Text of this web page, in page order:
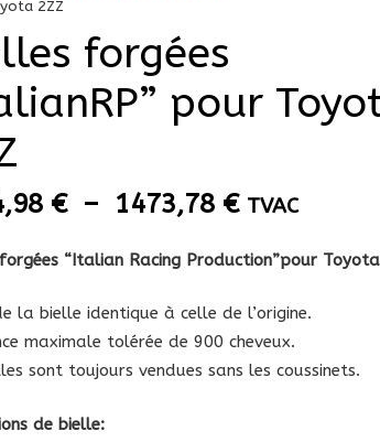
2ZZ
forgées
pour
€ – 1473,78 €Plage
prix :
à
1473,78 €
TVAC
“Italian Racing Production”pour
la bielle identique à celle de l’origine.
maximale tolérée de 900 cheveux.
sont toujours vendues sans les coussinets.
de bielle: